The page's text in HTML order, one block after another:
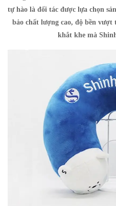
tự hào là đối tác được lựa chọn
bảo chất lượng cao, độ bền
khắt khe mà